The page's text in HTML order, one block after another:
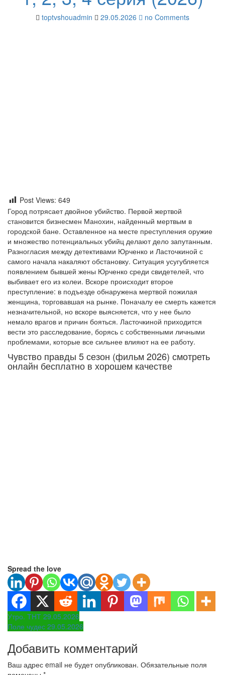
toptvshouadmin 29.05.2026 no Comments
Post Views: 649
Город потрясает двойное убийство. Первой жертвой
становится бизнесмен Манохин, найденный мертвым в
городской бане. Оставленное на месте преступления оружие
и множество потенциальных убийц делают дело запутанным.
Разногласия между детективами Юрченко и Ласточкиной с
самого начала накаляют обстановку. Ситуация усугубляется
появлением бывшей жены Юрченко среди свидетелей, что
выбивает его из колеи. Вскоре происходит второе
преступление: в подъезде обнаружена мертвой пожилая
женщина, торговавшая на рынке. Поначалу ее смерть кажется
незначительной, но вскоре выясняется, что у нее было
немало врагов и причин бояться. Ласточкиной приходится
вести это расследование, борясь с собственными личными
проблемами, которые все сильнее влияют на ее работу.
Чувство правды 5 сезон (фильм 2026) смотреть
онлайн бесплатно в хорошем качестве
Spread the love
Навигация
по
записям
Утро. ТНТ 29.05.2026
Поле чудес 29.05.2026
Добавить комментарий
Ваш адрес email не будет опубликован. Обязательные поля